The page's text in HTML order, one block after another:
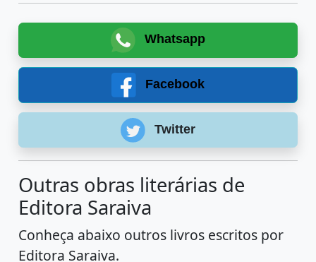
Whatsapp
Facebook
Twitter
Outras obras literárias de
Editora Saraiva
Conheça abaixo outros livros escritos por
Editora Saraiva.